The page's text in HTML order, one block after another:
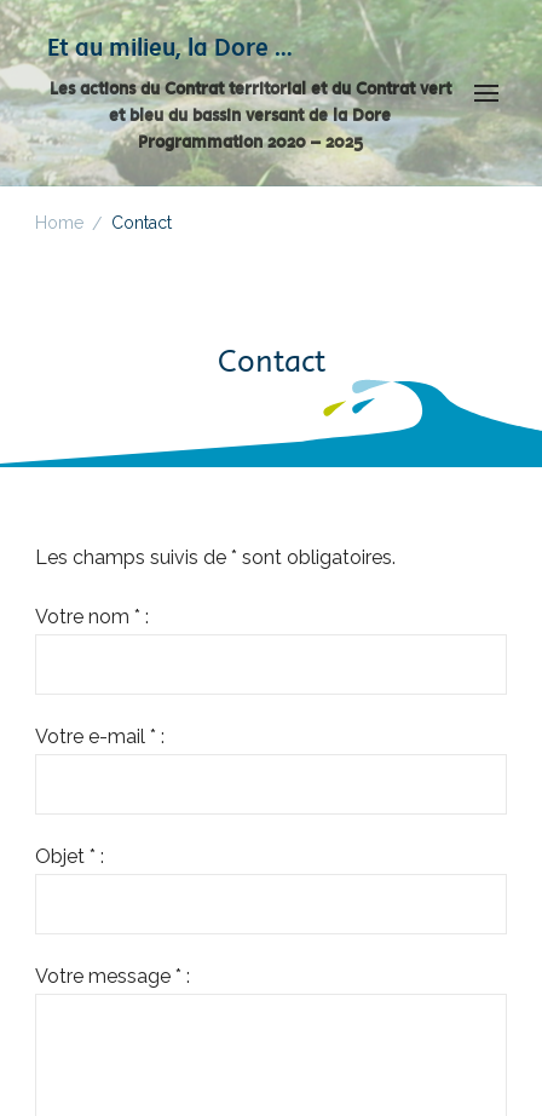
Et au milieu, la Dore …
Les actions du Contrat territorial et du Contrat vert
et bleu du bassin versant de la Dore
Programmation 2020 – 2025
Home / Contact
Contact
Les champs suivis de * sont obligatoires.
Votre nom * :
Votre e-mail * :
Objet * :
Votre message * :
Panneau de gestion des cookies